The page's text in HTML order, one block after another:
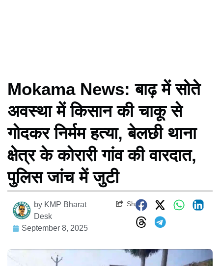
Mokama News: बाढ़ में सोते
अवस्था में किसान की चाकू से
गोदकर निर्मम हत्या, बेलछी थाना
क्षेत्र के कोरारी गांव की वारदात,
पुलिस जांच में जुटी
by KMP Bharat
Desk
September 8, 2025
Share